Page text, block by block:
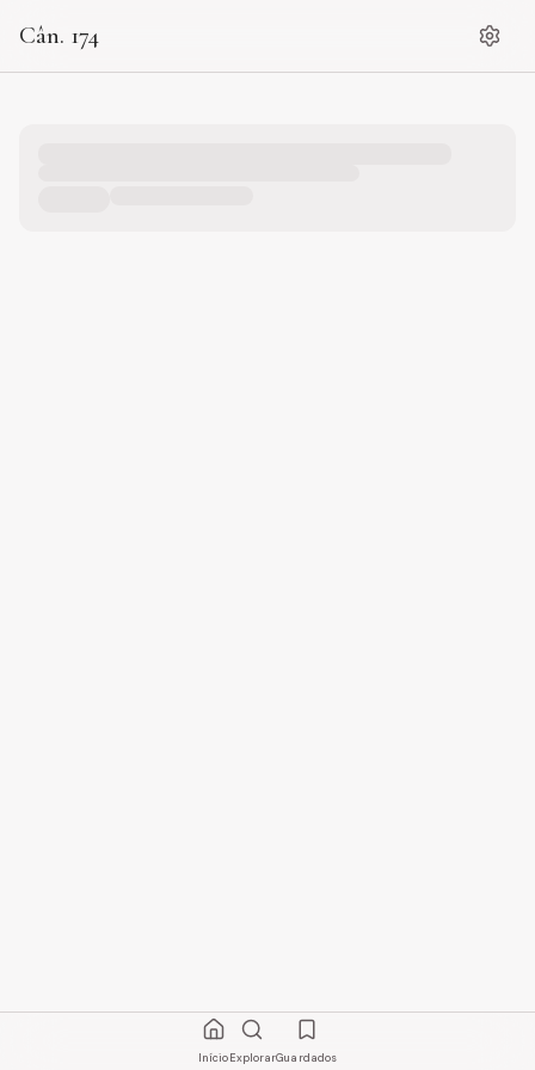
Cân. 174
InícioExplorarGuardados